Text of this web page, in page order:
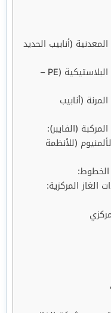
(أنابيب الحديد
2. تمديد الغاز باستخدام الأنابيب البلاستيكية (PE –
(أنابيب
(للأنظمة
المركزية: